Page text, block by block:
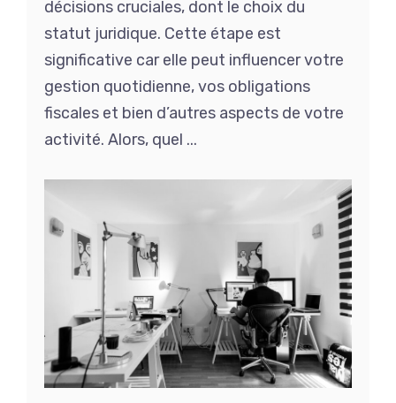
décisions cruciales, dont le choix du
statut juridique. Cette étape est
significative car elle peut influencer votre
gestion quotidienne, vos obligations
fiscales et bien d’autres aspects de votre
activité. Alors, quel ...